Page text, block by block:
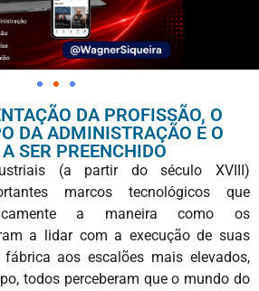
DA PROFISSÃO, O
DA ADMINISTRAÇÃO E O
SER PREENCHIDO
(a partir do século XVIII)
marcos tecnológicos que
a maneira como os
a lidar com a execução de suas
aos escalões mais elevados,
todos perceberam que o mundo do